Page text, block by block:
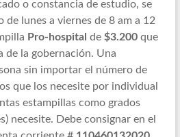
o constancia de estudio, se
lunes a viernes de 8 am a 12
Pro-hospital de $3.200que
de la gobernación. Una
sin importar el número de
que los necesite por individual
estampillas como grados
necesite. Debe consignar en el